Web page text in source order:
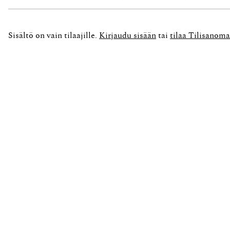
ostettavia palveluja varten. Rahapalkkoja
Sisältö on vain tilaajille. Kirjaudu sisään tai tilaa